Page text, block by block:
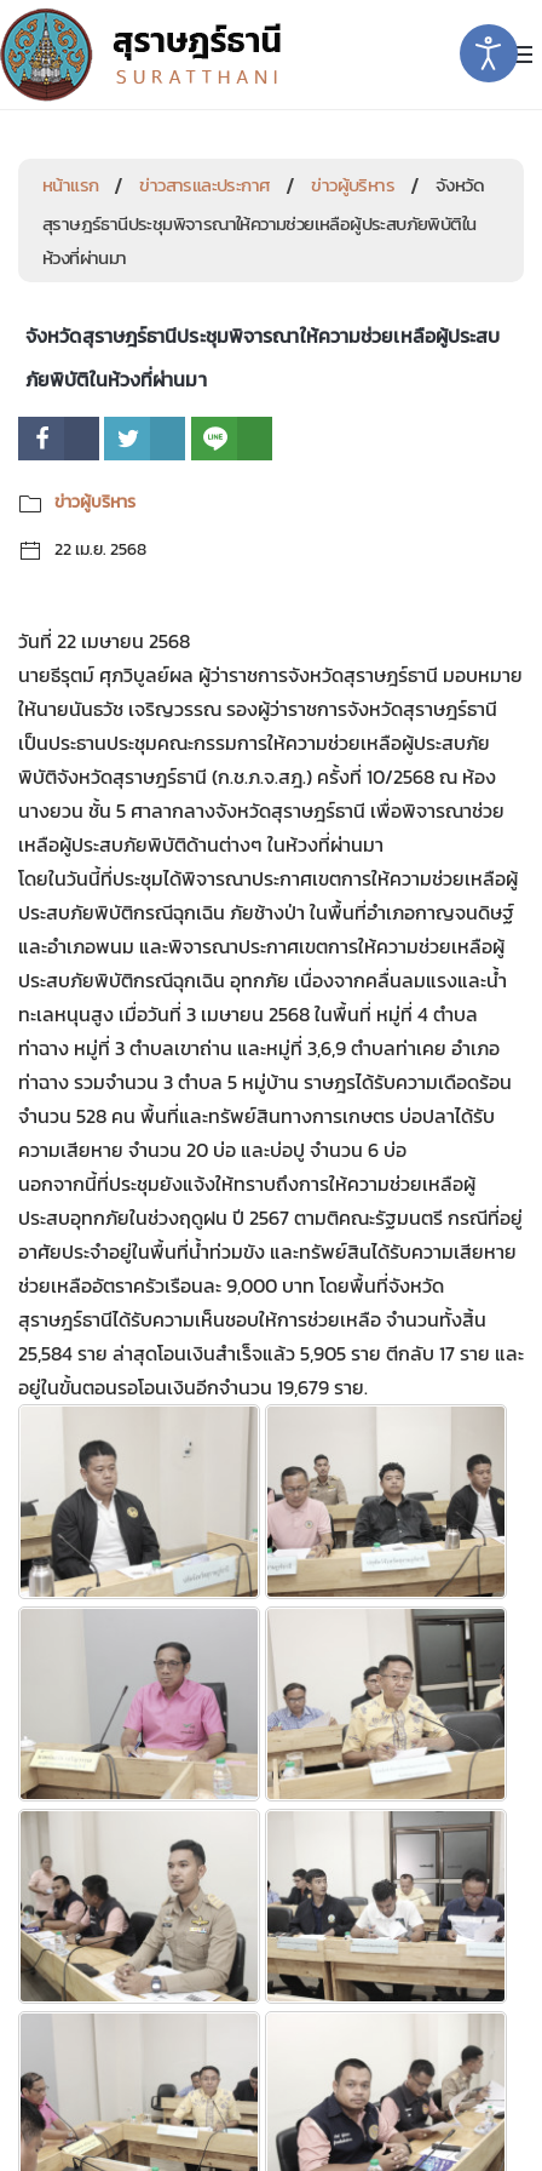
หน้าแรก ข่าวสารและประกาศ ข่าวผู้บริหาร
จังหวัด
สุราษฎร์ธานีประชุมพิจารณาให้ความช่วยเหลือผู้ประสบภัยพิบัติใน
ห้วงที่ผ่านมา
จังหวัดสุราษฎร์ธานีประชุมพิจารณาให้ความช่วยเหลือผู้ประสบ
ภัยพิบัติในห้วงที่ผ่านมา
ข่าวผู้บริหาร
22 เม.ย. 2568
วันที่ 22 เมษายน 2568
นายธีรุตม์ ศุภวิบูลย์ผล ผู้ว่าราชการจังหวัดสุราษฎร์ธานี มอบหมาย
ให้นายนันธวัช เจริญวรรณ รองผู้ว่าราชการจังหวัดสุราษฎร์ธานี
เป็นประธานประชุมคณะกรรมการให้ความช่วยเหลือผู้ประสบภัย
พิบัติจังหวัดสุราษฎร์ธานี (ก.ช.ภ.จ.สฎ.) ครั้งที่ 10/2568 ณ ห้อง
นางยวน ชั้น 5 ศาลากลางจังหวัดสุราษฎร์ธานี เพื่อพิจารณาช่วย
เหลือผู้ประสบภัยพิบัติด้านต่างๆ ในห้วงที่ผ่านมา
โดยในวันนี้ที่ประชุมได้พิจารณาประกาศเขตการให้ความช่วยเหลือผู้
ประสบภัยพิบัติกรณีฉุกเฉิน ภัยช้างป่า ในพื้นที่อำเภอกาญจนดิษฐ์
และอำเภอพนม และพิจารณาประกาศเขตการให้ความช่วยเหลือผู้
ประสบภัยพิบัติกรณีฉุกเฉิน อุทกภัย เนื่องจากคลื่นลมแรงและน้ำ
ทะเลหนุนสูง เมื่อวันที่ 3 เมษายน 2568 ในพื้นที่ หมู่ที่ 4 ตำบล
ท่าฉาง หมู่ที่ 3 ตำบลเขาถ่าน และหมู่ที่ 3,6,9 ตำบลท่าเคย อำเภอ
ท่าฉาง รวมจำนวน 3 ตำบล 5 หมู่บ้าน ราษฎรได้รับความเดือดร้อน
จำนวน 528 คน พื้นที่และทรัพย์สินทางการเกษตร บ่อปลาได้รับ
ความเสียหาย จำนวน 20 บ่อ และบ่อปู จำนวน 6 บ่อ
นอกจากนี้ที่ประชุมยังแจ้งให้ทราบถึงการให้ความช่วยเหลือผู้
ประสบอุทกภัยในช่วงฤดูฝน ปี 2567 ตามติคณะรัฐมนตรี กรณีที่อยู่
อาศัยประจำอยู่ในพื้นที่น้ำท่วมขัง และทรัพย์สินได้รับความเสียหาย
ช่วยเหลืออัตราครัวเรือนละ 9,000 บาท โดยพื้นที่จังหวัด
สุราษฎร์ธานีได้รับความเห็นชอบให้การช่วยเหลือ จำนวนทั้งสิ้น
25,584 ราย ล่าสุดโอนเงินสำเร็จแล้ว 5,905 ราย ตีกลับ 17 ราย และ
อยู่ในขั้นตอนรอโอนเงินอีกจำนวน 19,679 ราย.